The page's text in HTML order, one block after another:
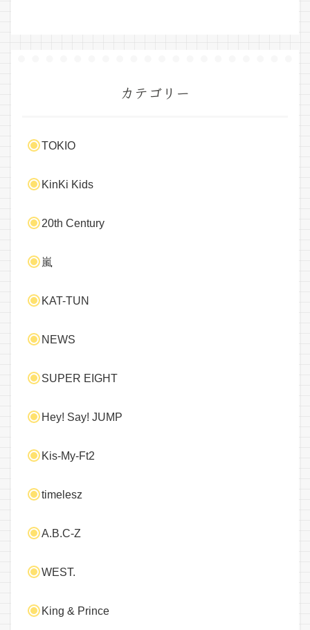
カテゴリー
TOKIO
KinKi Kids
20th Century
嵐
KAT-TUN
NEWS
SUPER EIGHT
Hey! Say! JUMP
Kis-My-Ft2
timelesz
A.B.C-Z
WEST.
King & Prince